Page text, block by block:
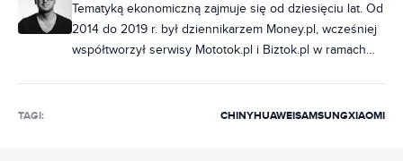
Tematyką ekonomiczną zajmuje się od dziesięciu lat. Od
2014 do 2019 r. był dziennikarzem Money.pl, wcześniej
współtworzył serwisy Mototok.pl i Biztok.pl w ramach
TAGI: CHINYHUAWEISAMSUNGXIAOMI